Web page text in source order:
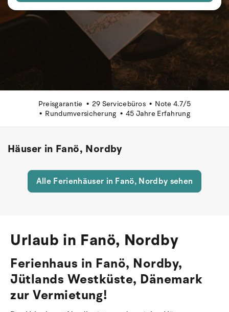
Preisgarantie 29 Servicebüros
Note 4.7/5
Rundumversicherung
45 Jahre Erfahrung
Häuser in Fanö, Nordby
Alle Ferienhäuser in Fanö, Nordby sehen
Urlaub in Fanö, Nordby
Ferienhaus in Fanö, Nordby,
Jütlands Westküste, Dänemark
zur Vermietung!